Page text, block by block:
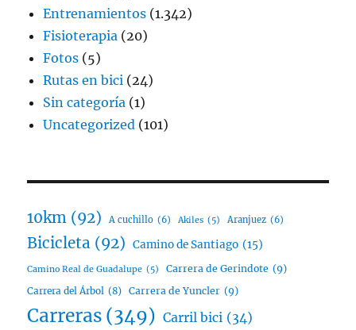
Entrenamientos (1.342)
Fisioterapia (20)
Fotos (5)
Rutas en bici (24)
Sin categoría (1)
Uncategorized (101)
10km (92) A cuchillo (6) Akiles (5) Aranjuez (6)
Bicicleta (92) Camino de Santiago (15)
Camino Real de Guadalupe (5) Carrera de Gerindote (9)
Carrera del Árbol (8) Carrera de Yuncler (9)
Carreras (349) Carril bici (34)